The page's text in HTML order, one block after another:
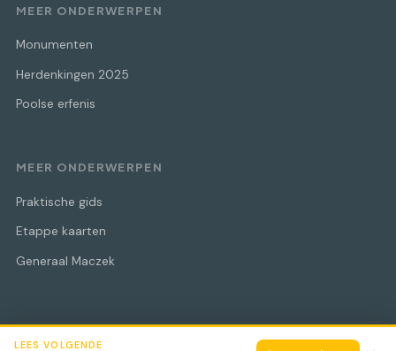
MEER ONDERWERPEN
Monumenten
Herdenkingen 2025
Poolse erfenis
MEER ONDERWERPEN
Praktische gids
Etappe kaarten
Generaal Maczek
LEES VOLGENDE